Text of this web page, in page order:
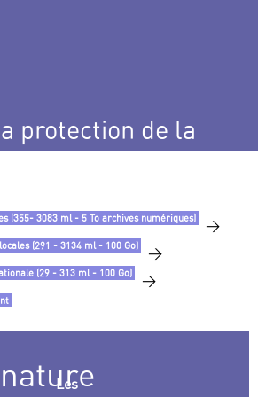
protection de la
(355- 3083 ml - 5 To archives numériques) >
(291 - 3134 ml - 100 Go) >
(29 - 313 ml - 100 Go) >
Les